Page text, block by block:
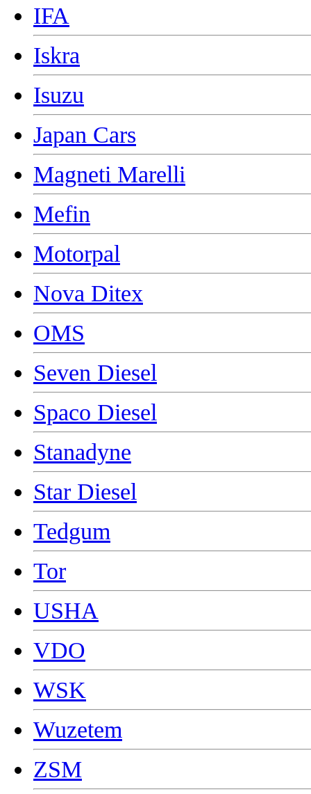
IFA
Iskra
Isuzu
Japan Cars
Magneti Marelli
Mefin
Motorpal
Nova Ditex
OMS
Seven Diesel
Spaco Diesel
Stanadyne
Star Diesel
Tedgum
Tor
USHA
VDO
WSK
Wuzetem
ZSM